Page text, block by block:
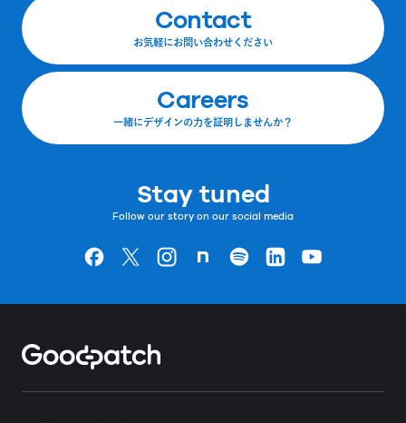
Contact
お気軽にお問い合わせください
Careers
一緒にデザインの力を証明しませんか？
Stay tuned
Follow our story on our social media
Goodpatchの
ページ
Goodpatchの
ページ
Goodpatchの
ページGoodpatchの
ページ
Goodpatchの
ページ
Goodpatchの
ページ
Goodpatchの